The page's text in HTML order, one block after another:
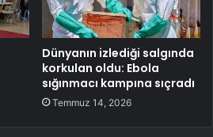
Dünyanın izlediği salgında
korkulan oldu: Ebola
sığınmacı kampına sıçradı
Temmuz 14, 2026